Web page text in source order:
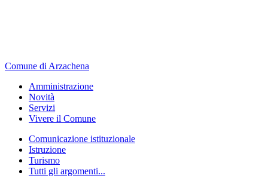
Comune di Arzachena
Amministrazione
Novità
Servizi
Vivere il Comune
Comunicazione istituzionale
Istruzione
Turismo
Tutti gli argomenti...